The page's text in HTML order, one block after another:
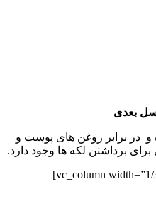
بعدی
و در برابر روغن های پوست و
برای برداشتن لکه ها وجود دارد.
[/vc_column_text][/vc_column][vc_column width=”1/3″]